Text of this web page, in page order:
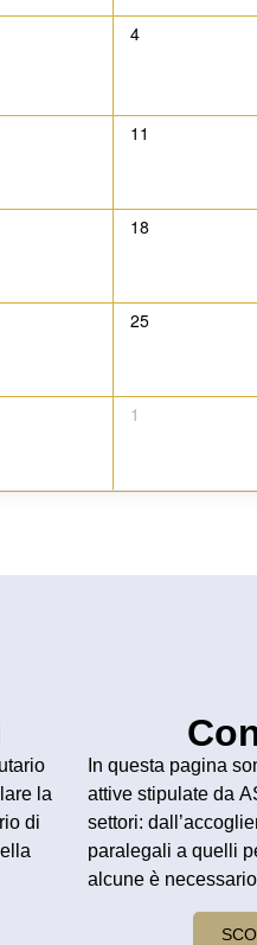
4
11
18
25
1
la
di
In questa pagina
attive stipulate da
settori: dall’
paralegali a quelli
alcune è